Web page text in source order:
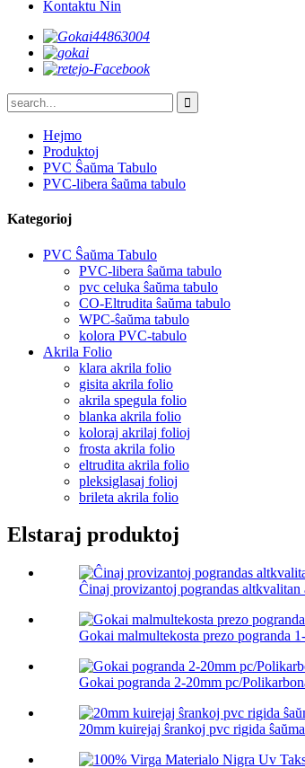
Kontaktu Nin
Hejmo
Produktoj
PVC Ŝaŭma Tabulo
PVC-libera ŝaŭma tabulo
Kategorioj
PVC Ŝaŭma Tabulo
PVC-libera ŝaŭma tabulo
pvc celuka ŝaŭma tabulo
CO-Eltrudita ŝaŭma tabulo
WPC-ŝaŭma tabulo
kolora PVC-tabulo
Akrila Folio
klara akrila folio
gisita akrila folio
akrila spegula folio
blanka akrila folio
koloraj akrilaj folioj
frosta akrila folio
eltrudita akrila folio
pleksiglasaj folioj
brileta akrila folio
Elstaraj produktoj
Ĉinaj provizantoj pograndas
Gokai malmultekosta prezo pogranda
Gokai pogranda 2-20mm pc/
20mm kuirejaj ŝrankoj pvc rigida